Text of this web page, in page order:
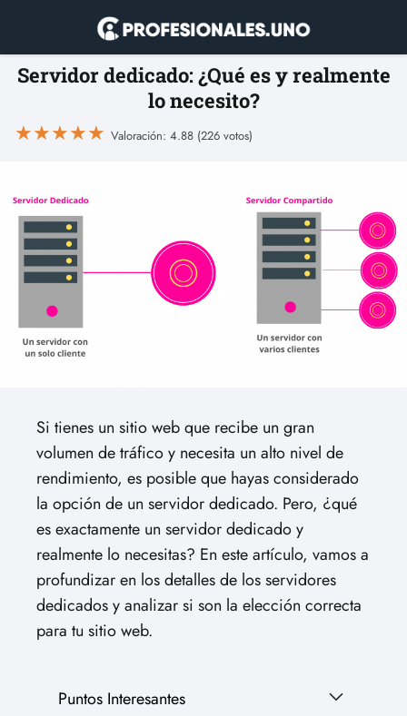
Servidor dedicado: ¿Qué es y realmente
lo necesito?
★★★★★ Valoración: 4.88 (226 votos)
Si tienes un sitio web que recibe un gran
volumen de tráfico y necesita un alto nivel de
rendimiento, es posible que hayas considerado
la opción de un servidor dedicado. Pero, ¿qué
es exactamente un servidor dedicado y
realmente lo necesitas? En este artículo, vamos a
profundizar en los detalles de los servidores
dedicados y analizar si son la elección correcta
para tu sitio web.
Puntos Interesantes